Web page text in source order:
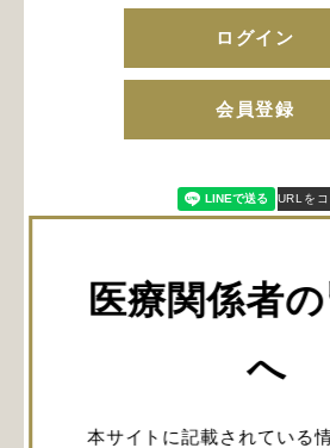
医療関係者
へ
本サイトに記載されている
ログイン
会員登録
URLを
関連記事